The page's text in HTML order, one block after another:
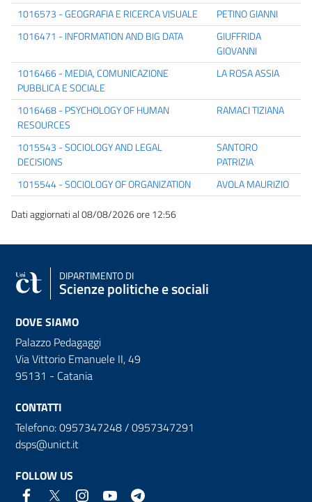
1016573 - GEOGRAFIA E RICERCA VISUALE
PETINO GIANNI
1016471 - INFORMATION AND BIG DATA
GIUFFRIDA
GIOVANNI
1016466 - MEDIA, COMUNICAZIONE
PUBBLICA E SOCIALE
LA ROSA ASSIA
1016468 - PSYCHOLOGY OF HUMAN
RESOURCES
RAMACI TIZIANA
1015543 - SOCIOLOGY AND LEGAL
DECISIONS
SANTORO
PATRIZIA
1015544 - SOCIOLOGY OF ORGANIZATION
AVOLA MAURIZIO
Dati aggiornati al 08/08/2026 ore 12:56
DIPARTIMENTO DI
Scienze politiche e sociali
DOVE SIAMO
Palazzo Pedagaggi
Via Vittorio Emanuele II, 49
95131 - Catania
CONTATTI
Telefono: 0957347248 / 0957347291
dsps@unict.it
FOLLOW US